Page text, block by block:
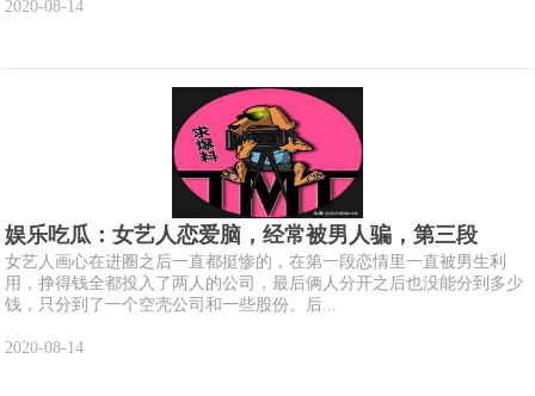
2020-08-14
娱乐吃瓜：女艺人恋爱脑，经常被男人骗，第三段
女艺人画心在进圈之后一直都挺惨的，在第一段恋情里一直被男生利
用，挣得钱全都投入了两人的公司，最后俩人分开之后也没能分到多少
钱，只分到了一个空壳公司和一些股份。后...
2020-08-14